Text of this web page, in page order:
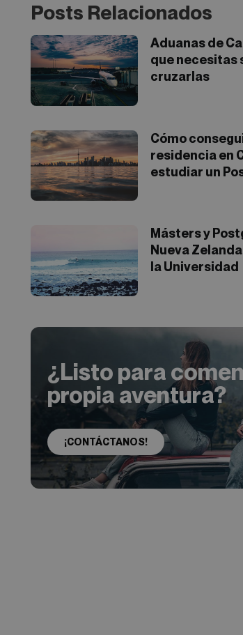
Posts Relacionados
Aduanas de
que necesitas
cruzarlas
Cómo
residencia en
estudiar un
Másters y
Nueva
la Universidad
¿Listo para
propia aventura?
¡CONTÁCTANOS!